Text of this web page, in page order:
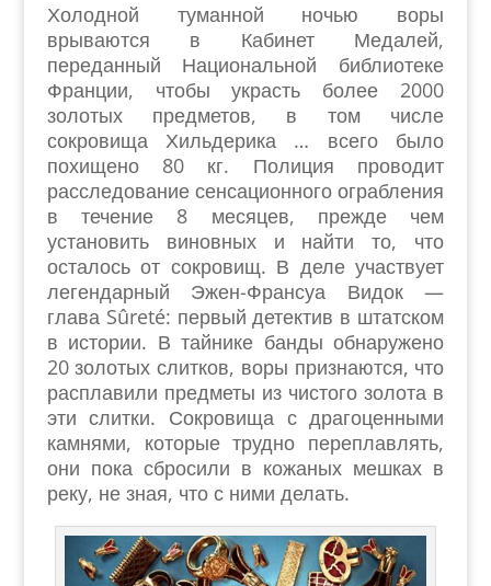
Холодной туманной ночью воры
врываются в Кабинет Медалей,
переданный Национальной библиотеке
Франции, чтобы украсть более 2000
золотых предметов, в том числе
сокровища Хильдерика … всего было
похищено 80 кг. Полиция проводит
расследование сенсационного ограбления
в течение 8 месяцев, прежде чем
установить виновных и найти то, что
осталось от сокровищ. В деле участвует
легендарный Эжен-Франсуа Видок —
глава Sûreté: первый детектив в штатском
в истории. В тайнике банды обнаружено
20 золотых слитков, воры признаются, что
расплавили предметы из чистого золота в
эти слитки. Сокровища с драгоценными
камнями, которые трудно переплавлять,
они пока сбросили в кожаных мешках в
реку, не зная, что с ними делать.